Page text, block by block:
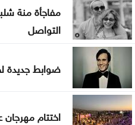
مفاجأة منة
التواصل
ضوابط جديدة
اختتام مهرجان